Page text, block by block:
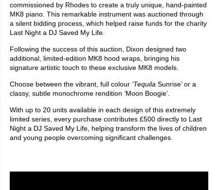
commissioned by Rhodes to create a truly unique, hand-painted
MK8 piano. This remarkable instrument was auctioned through
a silent bidding process, which helped raise funds for the charity
Last Night a DJ Saved My Life.
Following the success of this auction, Dixon designed two
additional, limited-edition MK8 hood wraps, bringing his
signature artistic touch to these exclusive MK8 models.
Choose between the vibrant, full colour ‘Tequila Sunrise’ or a
classy, subtle monochrome rendition ‘Moon Boogie’.
With up to 20 units available in each design of this extremely
limited series, every purchase contributes £500 directly to Last
Night a DJ Saved My Life, helping transform the lives of children
and young people overcoming significant challenges.